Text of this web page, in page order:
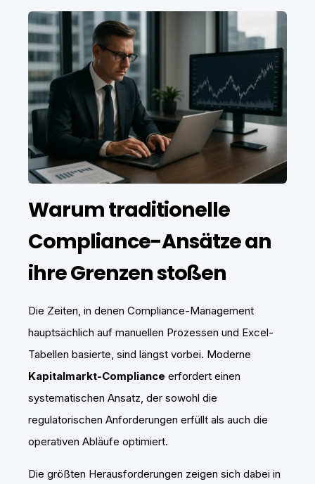
Warum traditionelle
Compliance-Ansätze an
ihre Grenzen stoßen
Die Zeiten, in denen Compliance-Management
hauptsächlich auf manuellen Prozessen und Excel-
Tabellen basierte, sind längst vorbei. Moderne
Kapitalmarkt-Compliance erfordert einen
systematischen Ansatz, der sowohl die
regulatorischen Anforderungen erfüllt als auch die
operativen Abläufe optimiert.
Die größten Herausforderungen zeigen sich dabei in